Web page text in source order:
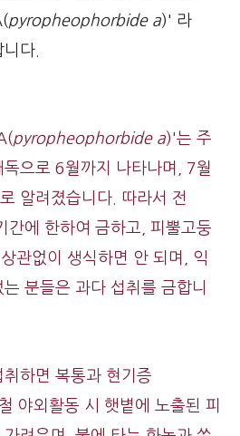
pyropheophorbide a)' 라
다.
pyropheophorbide a)'는 주
으로 6월까지 나타나며, 7월
알려졌습니다. 따라서 전
간에 한하여 금하고, 피뿔고둥
관없이 생식하면 안 되며, 익
분들은 과다 섭취를 금합니
하면 복통과 현기증
야외활동 시 햇볕에 노출된 피